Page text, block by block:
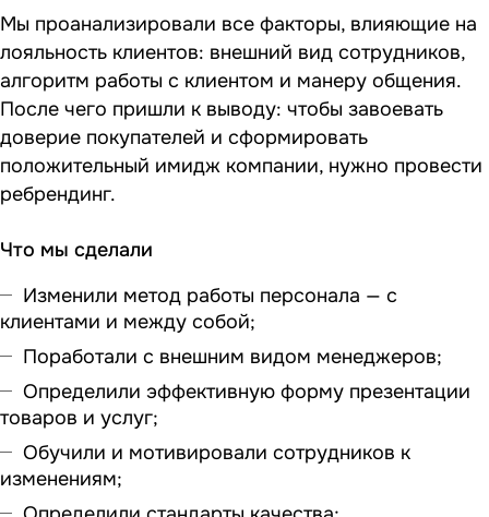
Мы проанализировали все факторы, влияющие на
лояльность клиентов: внешний вид сотрудников,
алгоритм работы с клиентом и манеру общения.
После чего пришли к выводу: чтобы завоевать
доверие покупателей и сформировать
положительный имидж компании, нужно провести
ребрендинг.
Что мы сделали
Изменили метод работы персонала — с
клиентами и между собой;
Поработали с внешним видом менеджеров;
Определили эффективную форму презентации
товаров и услуг;
Обучили и мотивировали сотрудников к
изменениям;